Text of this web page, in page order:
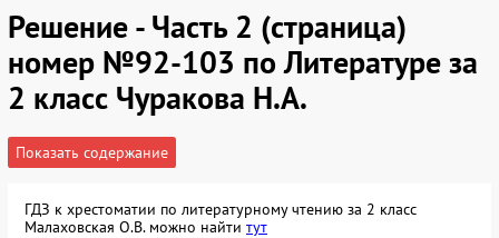
Решение - Часть 2 (страница)
номер №92-103 по Литературе за
2 класс Чуракова Н.А.
Показать содержание
ГДЗ к хрестоматии по литературному чтению за 2 класс
Малаховская О.В. можно найти тут